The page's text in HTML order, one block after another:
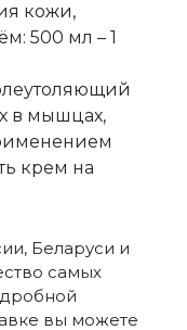
кожи,
500 мл – 1
в мышцах,
крем на
Беларуси и
самых
вы можете